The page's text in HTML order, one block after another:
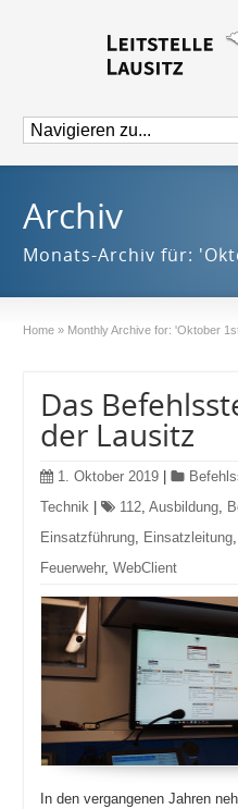
Archiv
Monats-Archiv für:
Home » Monthly Archive for: 'Oktober
Das
der Lausitz
1. Oktober 2019
Technik
112,Ausbildung,
Einsatzführung, Einsatzleitung,
Feuerwehr,WebClient
In den vergangenen Jahren